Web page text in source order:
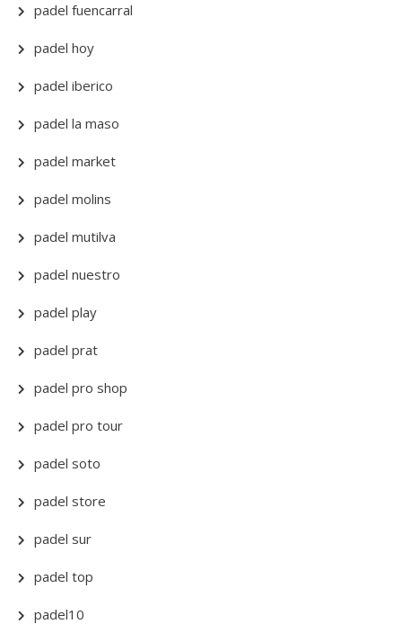
padel fuencarral
padel hoy
padel iberico
padel la maso
padel market
padel molins
padel mutilva
padel nuestro
padel play
padel prat
padel pro shop
padel pro tour
padel soto
padel store
padel sur
padel top
padel10